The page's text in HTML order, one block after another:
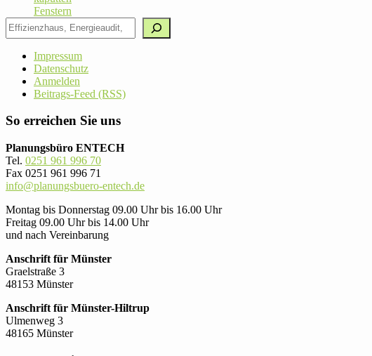
Impressum
Datenschutz
Anmelden
Beitrags-Feed (RSS)
So erreichen Sie uns
Planungsbüro ENTECH
Tel. 0251 961 996 70
Fax 0251 961 996 71
info@planungsbuero-entech.de
Montag bis Donnerstag 09.00 Uhr bis 16.00 Uhr
Freitag 09.00 Uhr bis 14.00 Uhr
und nach Vereinbarung
Anschrift für Münster
Graelstraße 3
48153 Münster
Anschrift für Münster-Hiltrup
Ulmenweg 3
48165 Münster